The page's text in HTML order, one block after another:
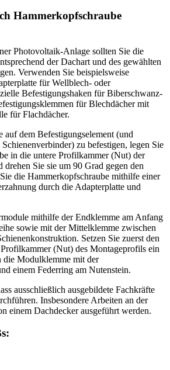
Hammerkopfschraube
Photovoltaik-Anlage sollten Sie die
der Dachart und des gewählten
Verwenden Sie beispielsweise
für Wellblech- oder
Befestigungshaken für Biberschwanz-
für Blechdächer mit
für Flachdächer.
auf dem Befestigungselement (und
zu befestigen, legen Sie
in die untere Profilkammer (Nut) der
drehen Sie sie um 90 Grad gegen den
die Hammerkopfschraube mithilfe einer
durch die Adapterplatte und
mithilfe der Endklemme am Anfang
sowie mit der Mittelklemme zwischen
Setzen Sie zuerst den
(Nut) des Montageprofils ein
die Modulklemme mit der
einem Federring am Nutenstein.
ausschließlich ausgebildete Fachkräfte
Insbesondere Arbeiten an der
einem Dachdecker ausgeführt werden.